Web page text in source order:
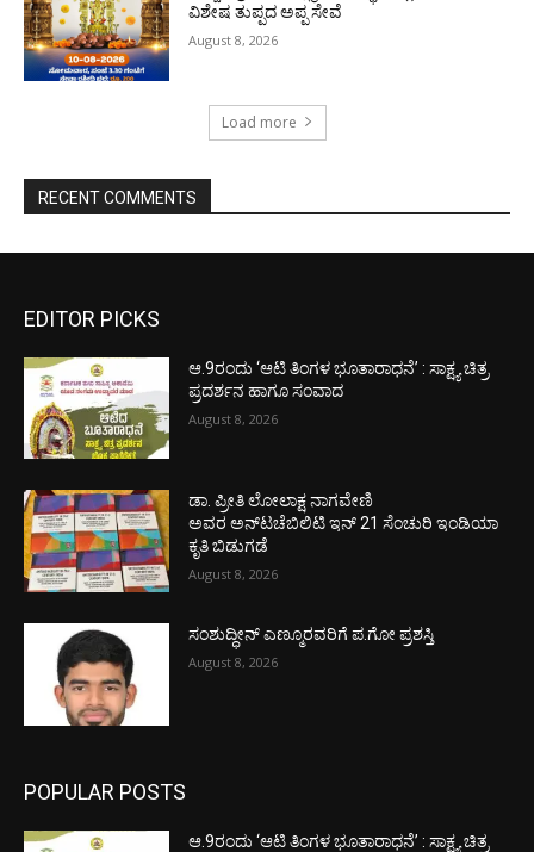
ವಿಶೇಷ ತುಪ್ಪದ ಅಪ್ಪ ಸೇವೆ
August 8, 2026
Load more
RECENT COMMENTS
EDITOR PICKS
ಆ.9ರಂದು ‘ಆಟಿ ತಿಂಗಳ ಭೂತಾರಾಧನೆ’ : ಸಾಕ್ಷ್ಯ ಚಿತ್ರ
ಪ್ರದರ್ಶನ ಹಾಗೂ ಸಂವಾದ
August 8, 2026
ಡಾ. ಪ್ರೀತಿ ಲೋಲಾಕ್ಷ ನಾಗವೇಣಿ
ಅವರ ಅನ್‌ಟಚೆಬಿಲಿಟಿ ಇನ್ 21 ಸೆಂಚುರಿ ಇಂಡಿಯಾ
ಕೃತಿ ಬಿಡುಗಡೆ
August 8, 2026
ಸಂಶುದ್ಧೀನ್ ಎಣ್ಮೂರವರಿಗೆ ಪ.ಗೋ ಪ್ರಶಸ್ತಿ
August 8, 2026
POPULAR POSTS
ಆ.9ರಂದು ‘ಆಟಿ ತಿಂಗಳ ಭೂತಾರಾಧನೆ’ : ಸಾಕ್ಷ್ಯ ಚಿತ್ರ